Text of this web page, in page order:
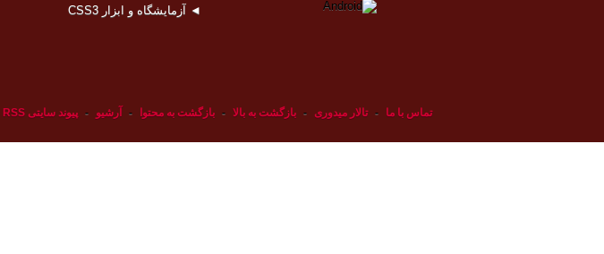
◄ آزمایشگاه و ابزار CSS3
تماس با ما - تالار میدوری - بازگشت به بالا - بازگشت به محتوا - آرشیو - پیوند سایتی RSS